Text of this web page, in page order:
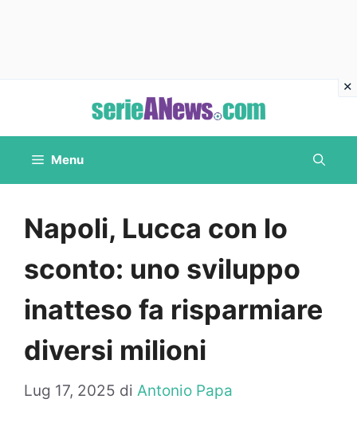
contenuto
Menu
Napoli, Lucca con lo
sconto: uno sviluppo
inatteso fa risparmiare
diversi milioni
Lug 17, 2025 di Antonio Papa